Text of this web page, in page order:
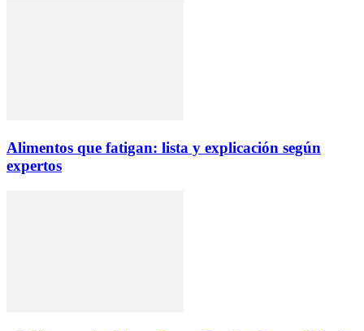
Alimentos que fatigan: lista y explicación según
expertos